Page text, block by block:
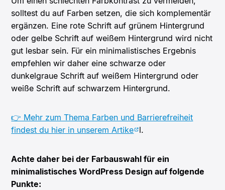
solltest du auf Farben setzen, die sich komplementär
ergänzen. Eine rote Schrift auf grünem Hintergrund
oder gelbe Schrift auf weißem Hintergrund wird nicht
gut lesbar sein. Für ein minimalistisches Ergebnis
empfehlen wir daher eine schwarze oder
dunkelgraue Schrift auf weißem Hintergrund oder
weiße Schrift auf schwarzem Hintergrund.
👉 Mehr zum Thema Farben und Barrierefreiheit
findest du hier in unserem Artike l.
Achte daher bei der Farbauswahl für ein
minimalistisches WordPress Design auf folgende
Punkte: